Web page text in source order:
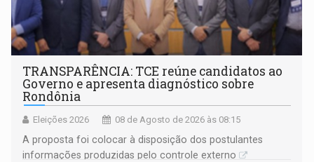
TRANSPARÊNCIA: TCE reúne candidatos ao
Governo e apresenta diagnóstico sobre
Rondônia
Eleições 2026 08 de Agosto de 2026 às 08:15
A proposta foi colocar à disposição dos postulantes
informações produzidas pelo controle externo